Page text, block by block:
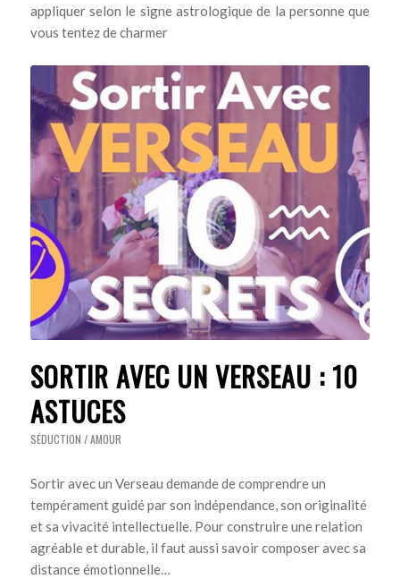
appliquer selon le signe astrologique de la personne que
vous tentez de charmer
SORTIR AVEC UN VERSEAU : 10
ASTUCES
SÉDUCTION / AMOUR
Sortir avec un Verseau demande de comprendre un
tempérament guidé par son indépendance, son originalité
et sa vivacité intellectuelle. Pour construire une relation
agréable et durable, il faut aussi savoir composer avec sa
distance émotionnelle…